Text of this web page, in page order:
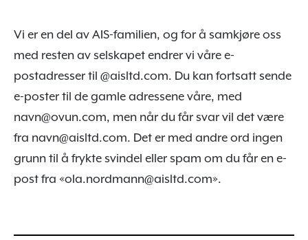
Vi er en del av AIS-familien, og for å samkjøre oss
med resten av selskapet endrer vi våre e-
postadresser til @aisltd.com. Du kan fortsatt sende
e-poster til de gamle adressene våre, med
navn@ovun.com, men når du får svar vil det være
fra navn@aisltd.com. Det er med andre ord ingen
grunn til å frykte svindel eller spam om du får en e-
post fra «ola.nordmann@aisltd.com».